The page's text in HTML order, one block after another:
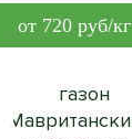
от 720 руб/кг